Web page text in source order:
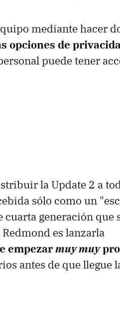
mediante hacer
opciones de
puede tener
la Update 2 a
sólo como un
generación que
es lanzarla
empezarmuy muy
antes de que llegue